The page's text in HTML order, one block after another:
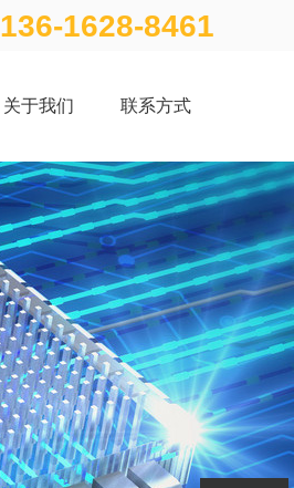
136-1628-8461
关于我们 联系方式